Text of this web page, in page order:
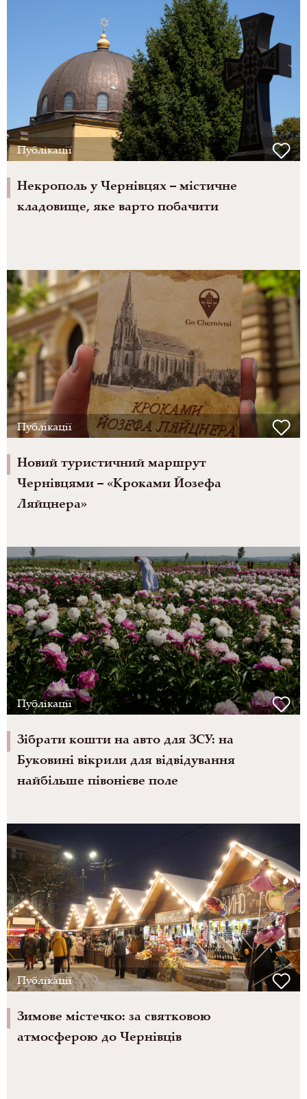
Публікації
Некрополь у Чернівцях – містичне
кладовище, яке варто побачити
Публікації
Новий туристичний маршрут
Чернівцями – «Кроками Йозефа
Ляйцнера»
Публікації
Зібрати кошти на авто для ЗСУ: на
Буковині вікрили для відвідування
найбільше півонієве поле
Публікації
Зимове містечко: за святковою
атмосферою до Чернівців